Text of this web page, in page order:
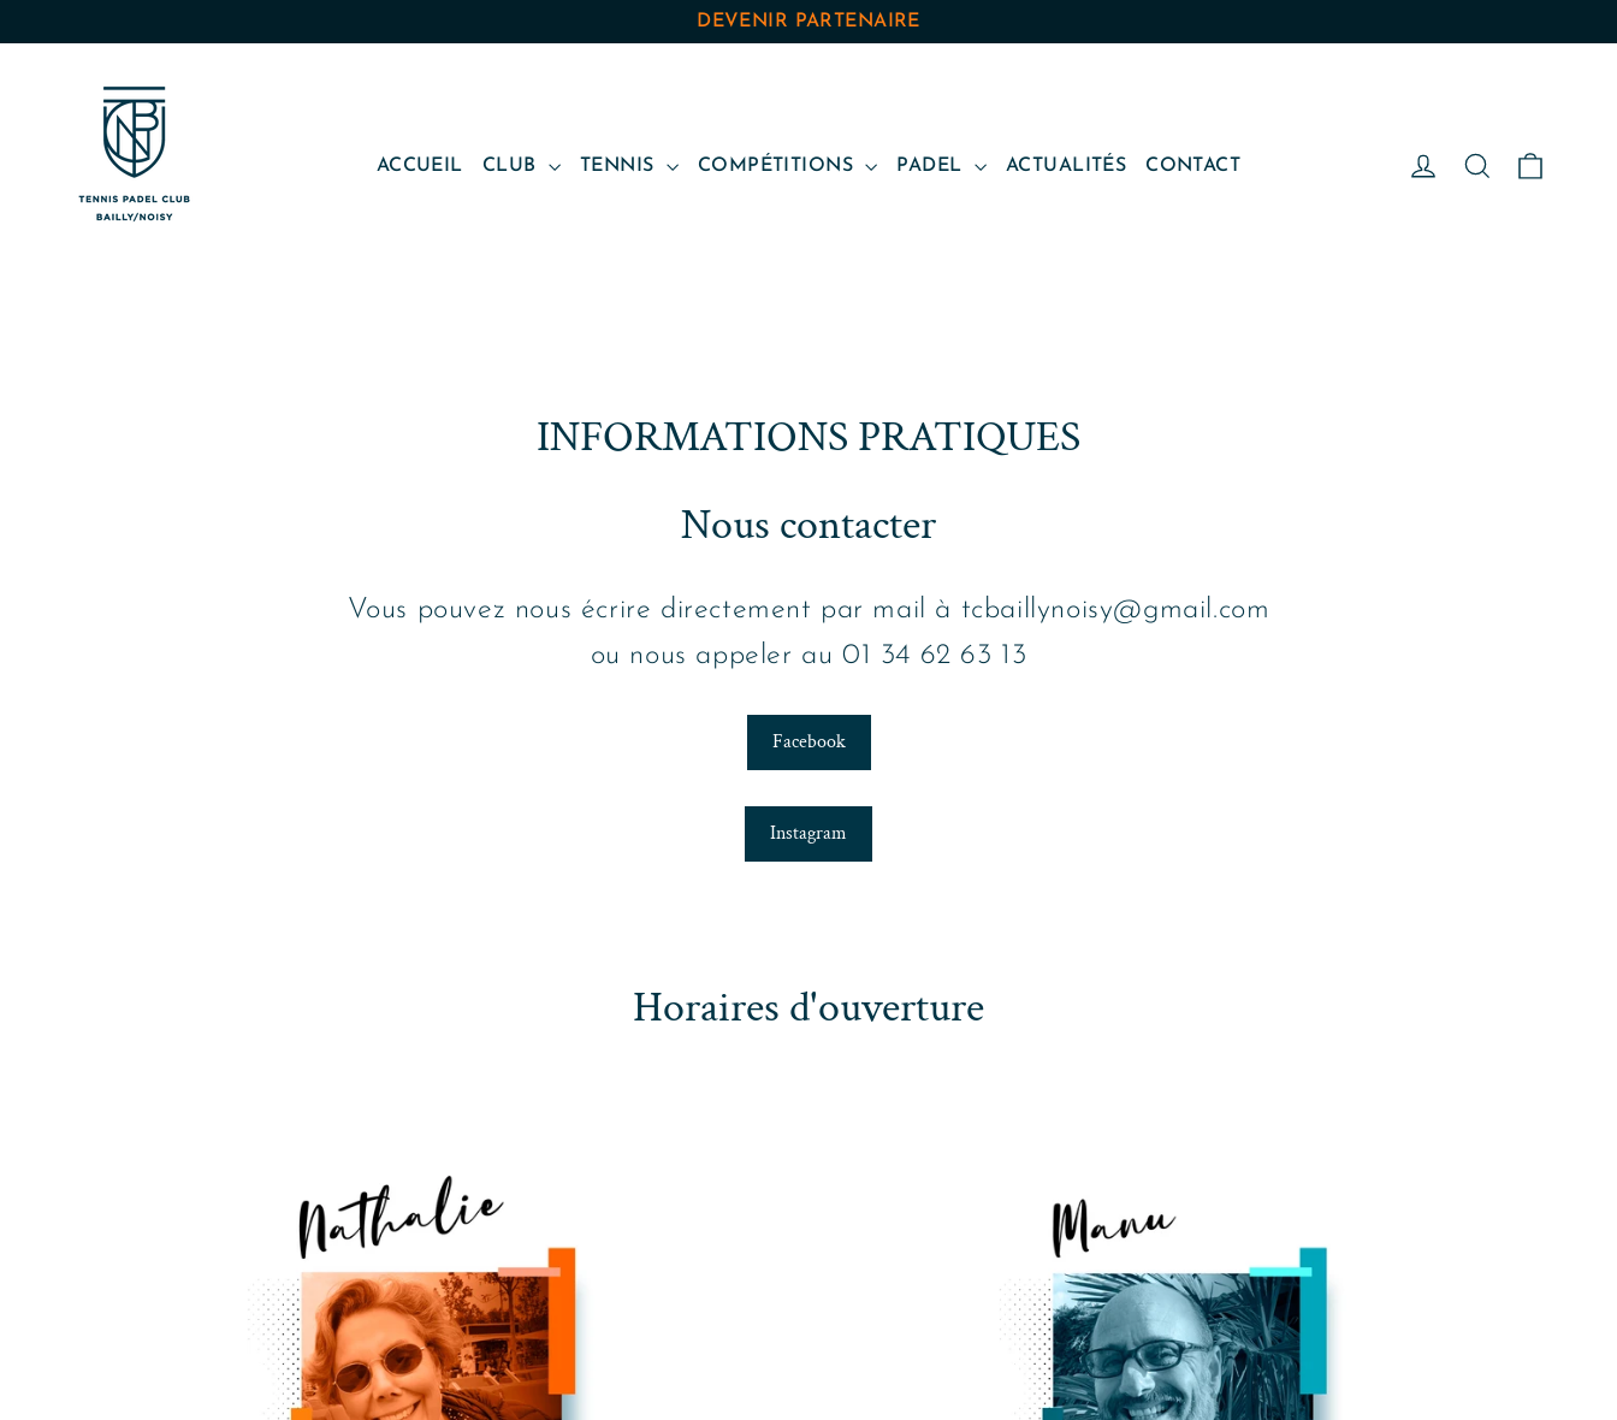
au
DEVENIR PARTENAIRE
ACCUEIL CLUB TENNIS COMPÉTITIONS PADEL ACTUALITÉS CONTACT Se connecter
Rechercher
INFORMATIONS PRATIQUES
Nous contacter
Vous pouvez nous écrire directement par mail à tcbaillynoisy@gmail.com
ou nous appeler au 01 34 62 63 13
Facebook
Instagram
Horaires d'ouverture